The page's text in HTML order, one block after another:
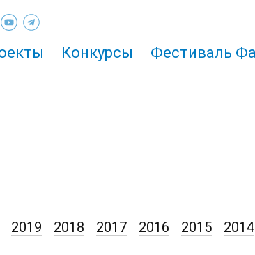
Конкурсы Фестиваль
2019 2018 2017 2016 2015 2014